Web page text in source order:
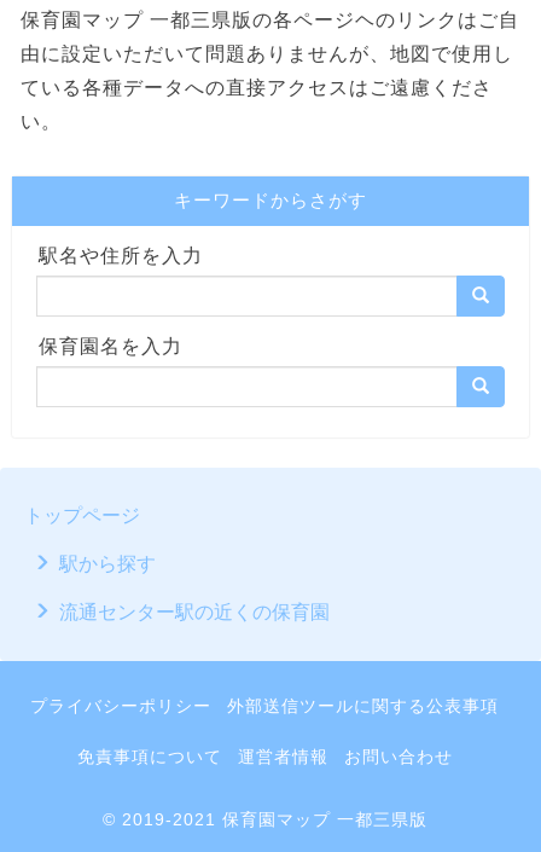
保育園マップ 一都三県版の各ページヘのリンクはご自
由に設定いただいて問題ありませんが、地図で使用し
ている各種データへの直接アクセスはご遠慮くださ
い。
キーワードからさがす
駅名や住所を入力
保育園名を入力
トップページ
駅から探す
流通センター駅の近くの保育園
プライバシーポリシー 外部送信ツールに関する公表事項
免責事項について 運営者情報 お問い合わせ
© 2019-2021 保育園マップ 一都三県版